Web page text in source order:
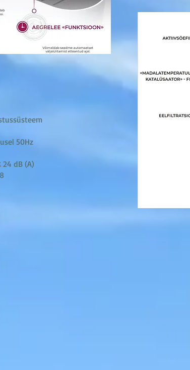
50Hz
dB (A)